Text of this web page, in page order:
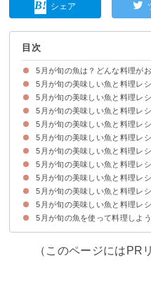
シェア
目次
5月が旬の魚は？どんな料理が
5月が旬の美味しい魚と料理レ
料理レシピ｜初ガツオのカルパ
5月が旬の美味しい魚と料理レ
料理レシピ｜アジのカレーマヨ
5月が旬の美味しい魚と料理レ
料理レシピ｜サワラのクリーム
5月が旬の美味しい魚と料理レ
料理レシピ｜イワシのマリネ
5月が旬の美味しい魚と料理レ
料理レシピ｜サクラマスのムニ
5月が旬の美味しい魚と料理レ
料理レシピ｜ホッケの唐揚げ
5月が旬の美味しい魚と料理レ
料理レシピ｜イサキの煮付け
5月が旬の美味しい魚と料理レ
料理レシピ｜ホタルイカの炊き
5月が旬の美味しい魚と料理レ
料理レシピ｜ハナサキガニのス
5月が旬の美味しい魚と料理レ
料理レシピ｜ニシンとかぼちゃ
5月が旬の魚を使って料理しよう
（このページにはPR